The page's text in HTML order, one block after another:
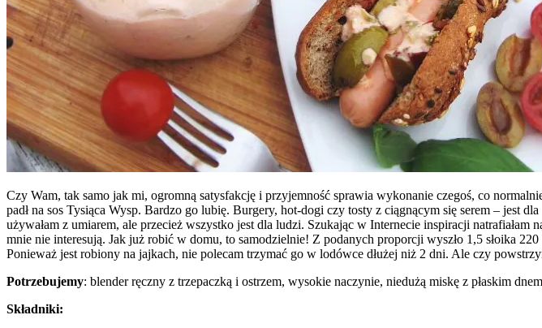
Czy Wam, tak samo jak mi, ogromną satysfakcję i przyjemność sprawia wykonanie czegoś, co
padł na sos Tysiąca Wysp. Bardzo go lubię. Burgery, hot-dogi czy tosty z ciągnącym się serem – jest
używałam z umiarem, ale przecież wszystko jest dla ludzi. Szukając w Internecie inspiracji
mnie nie interesują. Jak już robić w domu, to samodzielnie! Z podanych proporcji wyszło 1,5 słoika
Ponieważ jest robiony na jajkach, nie polecam trzymać go w lodówce dłużej niż 2 dni. Ale czy
Potrzebujemy: blender ręczny z trzepaczką i ostrzem, wysokie naczynie, niedużą miskę z płaskim
Składniki: